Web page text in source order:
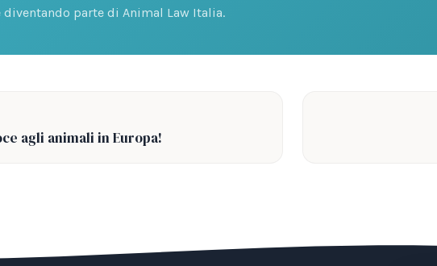
parte di Animal Law Italia.
agli animali in Europa!